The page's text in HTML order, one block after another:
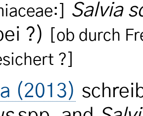
Salvia
?)
[ob durch
?]
(2013)